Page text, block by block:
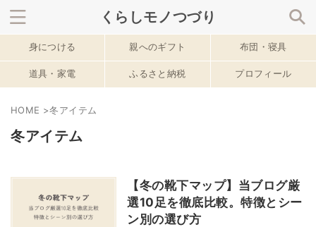
くらしモノつづり
サイト内を検索
春のおすすめ記事
身につける 親へのギフト 布団・寝具
道具・家電 ふるさと納税 プロフィール
HOME >冬アイテム
冬アイテム
【冬の靴下マップ】当ブログ厳
選10足を徹底比較。特徴とシー
ン別の選び方